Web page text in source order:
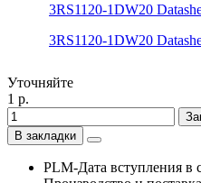
3RS1120-1DW20
3RS1120-1DW20
Уточняйте
1 р.
В закладки
PLM-Дата вступления в